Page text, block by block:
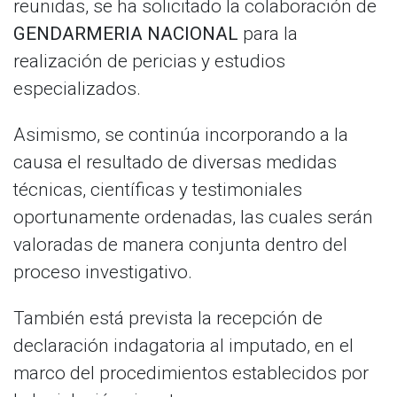
reunidas, se ha solicitado la colaboración de
GENDARMERIA NACIONAL para la
realización de pericias y estudios
especializados.
Asimismo, se continúa incorporando a la
causa el resultado de diversas medidas
técnicas, científicas y testimoniales
oportunamente ordenadas, las cuales serán
valoradas de manera conjunta dentro del
proceso investigativo.
También está prevista la recepción de
declaración indagatoria al imputado, en el
marco del procedimientos establecidos por